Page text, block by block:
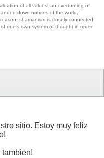
of all values, an overturning of
down notions of the world,
shamanism is closely connected
one's own system of thought in order
sitio. Estoy muy feliz
tambien!